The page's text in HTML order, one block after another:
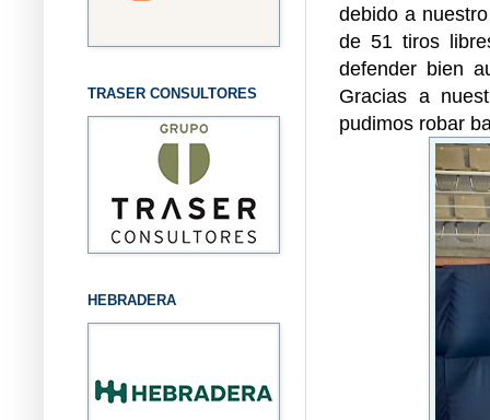
debido a
de 51 tiros
defender bien
Gracias a
pudimos robar
TRASER CONSULTORES
HEBRADERA